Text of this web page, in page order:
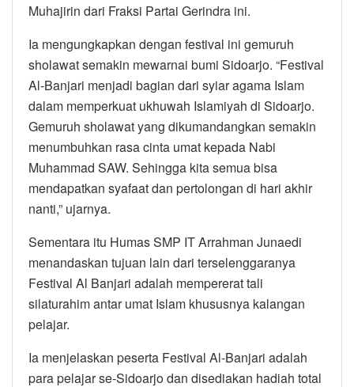
Muhajirin dari Fraksi Partai Gerindra ini.
Ia mengungkapkan dengan festival ini gemuruh
sholawat semakin mewarnai bumi Sidoarjo. “Festival
Al-Banjari menjadi bagian dari syiar agama Islam
dalam memperkuat ukhuwah Islamiyah di Sidoarjo.
Gemuruh sholawat yang dikumandangkan semakin
menumbuhkan rasa cinta umat kepada Nabi
Muhammad SAW. Sehingga kita semua bisa
mendapatkan syafaat dan pertolongan di hari akhir
nanti,” ujarnya.
Sementara itu Humas SMP IT Arrahman Junaedi
menandaskan tujuan lain dari terselenggaranya
Festival Al Banjari adalah mempererat tali
silaturahim antar umat Islam khususnya kalangan
pelajar.
Ia menjelaskan peserta Festival Al-Banjari adalah
para pelajar se-Sidoarjo dan disediakan hadiah total